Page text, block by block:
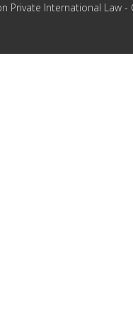
Private International Law